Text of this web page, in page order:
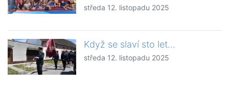
středa 12. listopadu 2025
Když se slaví sto let…
středa 12. listopadu 2025